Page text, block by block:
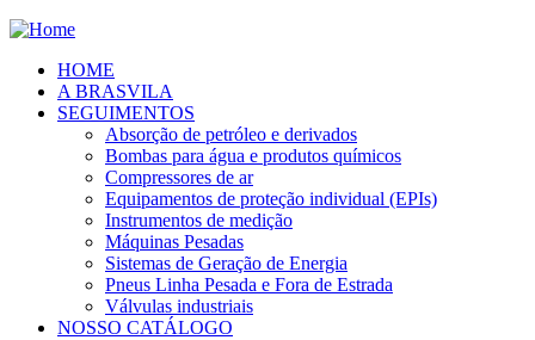
HOME
A BRASVILA
SEGUIMENTOS
Absorção de petróleo e derivados
Bombas para água e produtos químicos
Compressores de ar
Equipamentos de proteção individual (EPIs)
Instrumentos de medição
Máquinas Pesadas
Sistemas de Geração de Energia
Pneus Linha Pesada e Fora de Estrada
Válvulas industriais
NOSSO CATÁLOGO